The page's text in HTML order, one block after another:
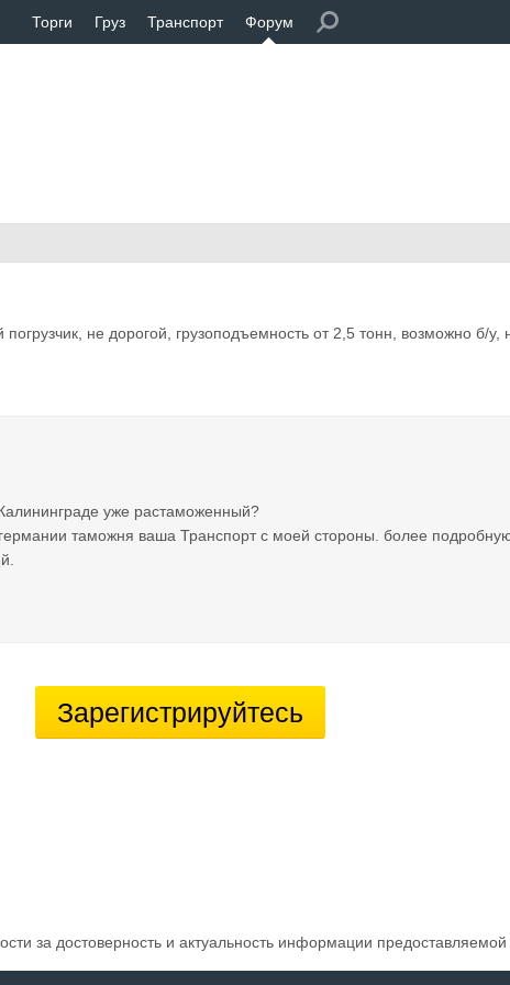
Торги Груз Транспорт Форум
не дорогой, грузоподъемность от 2,5 тонн, возможно б/
уже растаможенный?
таможня ваша Транспорт с моей стороны. более
Зарегистрируйтесь
за достоверность и актуальность информации